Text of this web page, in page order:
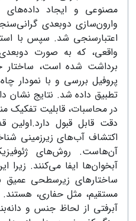
مصنوعی و ایجاد
وارون‌سازی دوبعدی
اعتبارسنجی شد. سپس با
واقعی، که به صورت
برداشت شده است،
پروفیل بررسی و با نمودار
تطبیق داده شد. نتایج نشان
در محاسبات، قابلیت تفکیک
دقت قابل قبول دارد.اولین
اکتشاف آب‌های زیرزمینی
آن‌هاست. روش‌های
آبخوان‌ها ایفا می‌کنند. زیرا
ساختارهای زیرسطحی عمیق
مستقیم، مثل حفاری،
آبرفتی از لحاظ جنس و